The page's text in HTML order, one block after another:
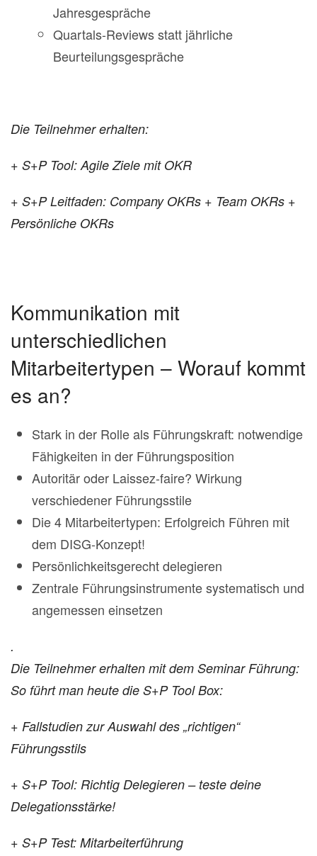
Jahresgespräche
Quartals-Reviews statt jährliche
Beurteilungsgespräche
Die Teilnehmer erhalten:
+ S+P Tool: Agile Ziele mit OKR
+ S+P Leitfaden: Company OKRs + Team OKRs +
Persönliche OKRs
Kommunikation mit
unterschiedlichen
Mitarbeitertypen – Worauf kommt
es an?
Stark in der Rolle als Führungskraft: notwendige
Fähigkeiten in der Führungsposition
Autoritär oder Laissez-faire? Wirkung
verschiedener Führungsstile
Die 4 Mitarbeitertypen: Erfolgreich Führen mit
dem DISG-Konzept!
Persönlichkeitsgerecht delegieren
Zentrale Führungsinstrumente systematisch und
angemessen einsetzen
.
Die Teilnehmer erhalten mit dem Seminar Führung:
So führt man heute die S+P Tool Box:
+ Fallstudien zur Auswahl des „richtigen“
Führungsstils
+ S+P Tool: Richtig Delegieren – teste deine
Delegationsstärke!
+ S+P Test: Mitarbeiterführung